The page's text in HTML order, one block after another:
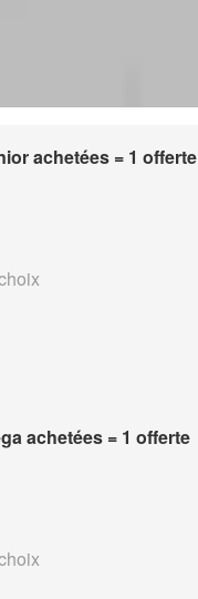
achetées = 1 offerte
achetées = 1 offerte